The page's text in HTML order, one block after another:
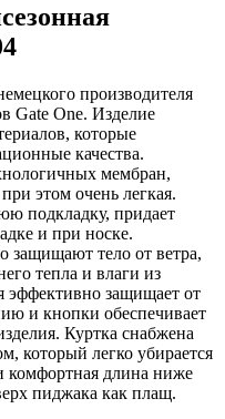
производителя
Gate One. Изделие
которые
качества.
мембран,
этом очень легкая.
подкладку, придает
и при носке.
защищают тело от ветра,
тепла и влаги из
эффективно защищает от
и кнопки обеспечивает
Куртка снабжена
который легко убирается
комфортная длина ниже
пиджака как плащ.